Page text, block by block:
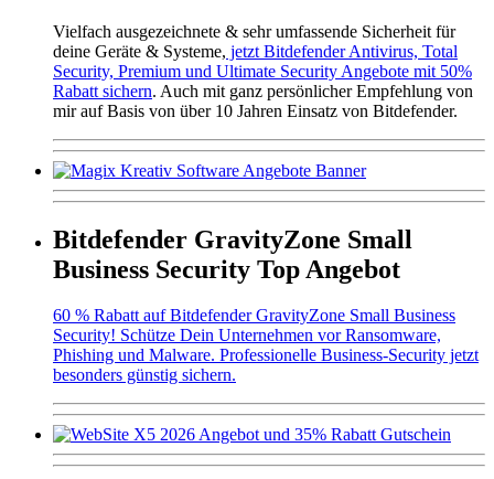
Vielfach ausgezeichnete & sehr umfassende Sicherheit für
deine Geräte & Systeme, jetzt Bitdefender Antivirus, Total
Security, Premium und Ultimate Security Angebote mit 50%
Rabatt sichern. Auch mit ganz persönlicher Empfehlung von
mir auf Basis von über 10 Jahren Einsatz von Bitdefender.
Bitdefender GravityZone Small
Business Security Top Angebot
60 % Rabatt auf Bitdefender GravityZone Small Business
Security! Schütze Dein Unternehmen vor Ransomware,
Phishing und Malware. Professionelle Business-Security jetzt
besonders günstig sichern.